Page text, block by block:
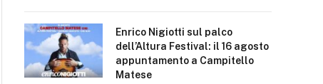
Enrico Nigiotti sul palco
dell’Altura Festival: il 16 agosto
appuntamento a Campitello
Matese